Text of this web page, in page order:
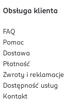
Obsługa klienta
FAQ
Pomoc
Dostawa
Płatność
Zwroty i reklamacje
Dostępność usług
Kontakt